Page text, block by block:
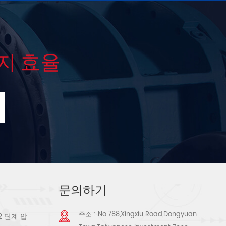
효율
단계 압
문의하기
주소 : No.788,Xingxiu Road,Dongyuan